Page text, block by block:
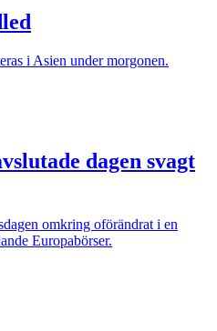
i Asien under morgonen.
dagen svagt
omkring oförändrat i en
Europabörser.